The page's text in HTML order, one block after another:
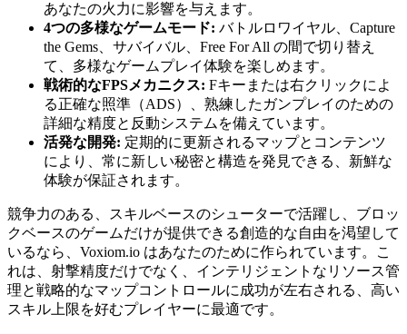
あなたの火力に影響を与えます。
4つの多様なゲームモード: バトルロワイヤル、Capture
the Gems、サバイバル、Free For All の間で切り替え
て、多様なゲームプレイ体験を楽しめます。
戦術的なFPSメカニクス: Fキーまたは右クリックによ
る正確な照準（ADS）、熟練したガンプレイのための
詳細な精度と反動システムを備えています。
活発な開発: 定期的に更新されるマップとコンテンツ
により、常に新しい秘密と構造を発見できる、新鮮な
体験が保証されます。
競争力のある、スキルベースのシューターで活躍し、ブロッ
クベースのゲームだけが提供できる創造的な自由を渇望して
いるなら、Voxiom.io はあなたのために作られています。こ
れは、射撃精度だけでなく、インテリジェントなリソース管
理と戦略的なマップコントロールに成功が左右される、高い
スキル上限を好むプレイヤーに最適です。